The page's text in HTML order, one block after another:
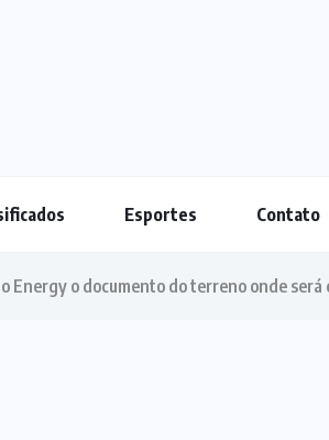
Esportes Contato
Energy o documento do terreno onde será